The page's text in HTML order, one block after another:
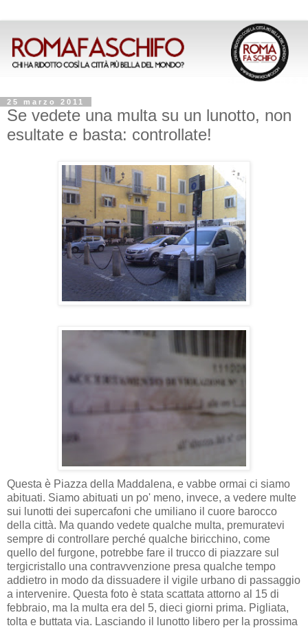
25 marzo 2011
Se vedete una multa su un lunotto, non
esultate e basta: controllate!
Questa è Piazza della Maddalena, e vabbe ormai ci siamo
abituati. Siamo abituati un po' meno, invece, a vedere multe
sui lunotti dei supercafoni che umiliano il cuore barocco
della città. Ma quando vedete qualche multa, premuratevi
sempre di controllare perché qualche biricchino, come
quello del furgone, potrebbe fare il trucco di piazzare sul
tergicristallo una contravvenzione presa qualche tempo
addietro in modo da dissuadere il vigile urbano di passaggio
a intervenire. Questa foto è stata scattata attorno al 15 di
febbraio, ma la multa era del 5, dieci giorni prima. Pigliata,
tolta e buttata via. Lasciando il lunotto libero per la prossima